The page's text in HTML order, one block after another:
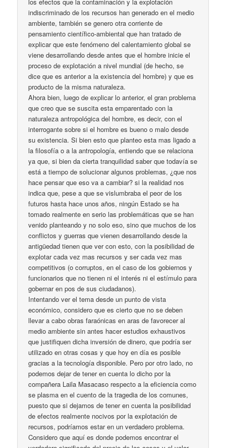
los efectos que la contaminación y la explotación
indiscriminado de los recursos han generado en el medio
ambiente, también se genero otra corriente de
pensamiento científico-ambiental que han tratado de
explicar que este fenómeno del calentamiento global se
viene desarrollando desde antes que el hombre inicie el
proceso de explotación a nivel mundial (de hecho, se
dice que es anterior a la existencia del hombre) y que es
producto de la misma naturaleza.
Ahora bien, luego de explicar lo anterior, el gran problema
que creo que se suscita esta emparentado con la
naturaleza antropológica del hombre, es decir, con el
interrogante sobre si el hombre es bueno o malo desde
su existencia. Si bien esto que planteo esta mas ligado a
la filosofía o a la antropología, entiendo que se relaciona
ya que, si bien da cierta tranquilidad saber que todavía se
está a tiempo de solucionar algunos problemas, ¿que nos
hace pensar que eso va a cambiar? si la realidad nos
indica que, pese a que se vislumbraba el peor de los
futuros hasta hace unos años, ningún Estado se ha
tomado realmente en serio las problemáticas que se han
venido planteando y no solo eso, sino que muchos de los
conflictos y guerras que vienen desarrollando desde la
antigüedad tienen que ver con esto, con la posibilidad de
explotar cada vez mas recursos y ser cada vez mas
competitivos (o corruptos, en el caso de los gobiernos y
funcionarios que no tienen ni el interés ni el estímulo para
gobernar en pos de sus ciudadanos).
Intentando ver el tema desde un punto de vista
económico, considero que es cierto que no se deben
llevar a cabo obras faraónicas en aras de favorecer al
medio ambiente sin antes hacer estudios exhaustivos
que justifiquen dicha inversión de dinero, que podría ser
utilizado en otras cosas y que hoy en día es posible
gracias a la tecnología disponible. Pero por otro lado, no
podemos dejar de tener en cuenta lo dicho por la
compañera Laila Masacaso respecto a la eficiencia como
se plasma en el cuento de la tragedia de los comunes,
puesto que si dejamos de tener en cuenta la posibilidad
de efectos realmente nocivos por la explotación de
recursos, podríamos estar en un verdadero problema.
Considero que aquí es donde podemos encontrar el